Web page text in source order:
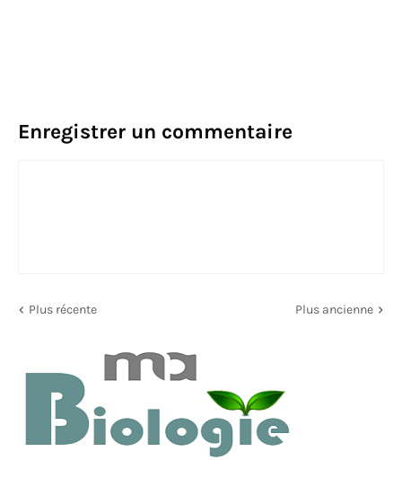
Enregistrer un commentaire
Plus récente Plus ancienne